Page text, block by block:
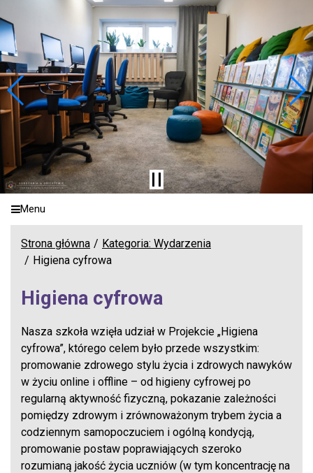
Menu
Strona główna
Kategoria: Wydarzenia
Higiena cyfrowa
Higiena cyfrowa
Nasza szkoła wzięła udział w Projekcie „Higiena
cyfrowa”, którego celem było przede wszystkim:
promowanie zdrowego stylu życia i zdrowych nawyków
w życiu online i offline – od higieny cyfrowej po
regularną aktywność fizyczną, pokazanie zależności
pomiędzy zdrowym i zrównoważonym trybem życia a
codziennym samopoczuciem i ogólną kondycją,
promowanie postaw poprawiających szeroko
rozumianą jakość życia uczniów (w tym koncentrację na